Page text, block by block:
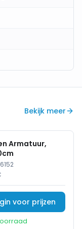
Bekijk meer
Armatuur,
6152
voor prijzen